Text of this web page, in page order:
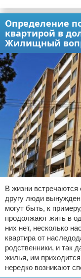
Определение
квартирой в
Жилищный
В жизни встречаются
другу люди
могут быть, к
продолжают жить в
них нет, несколько
квартира от
родственники, и так
жилья, им
нередко возникают